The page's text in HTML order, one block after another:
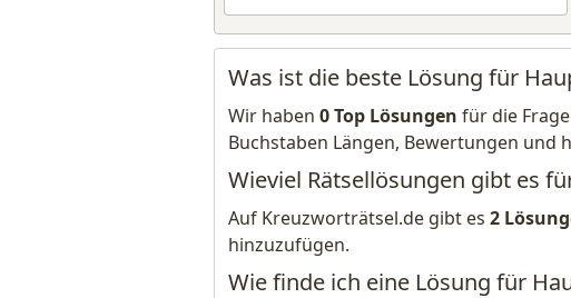
Was ist die beste Lösung für
Wir haben 0 Top Lösungen für die
Buchstaben Längen, Bewertungen und
Wieviel Rätsellösungen gibt es
Auf Kreuzworträtsel.de gibt es 2
hinzuzufügen.
Wie finde ich eine Lösung für